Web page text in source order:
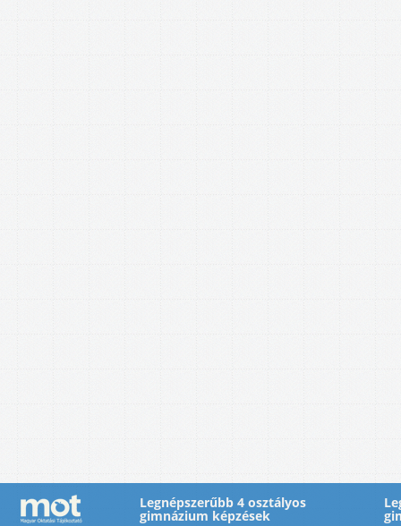
Legnépszerűbb 4 osztályos
gimnázium képzések